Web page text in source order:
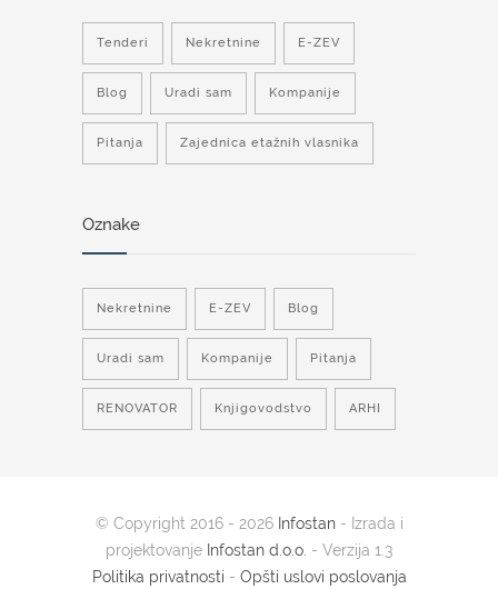
Tenderi Nekretnine E-ZEV
Blog Uradi sam Kompanije
Pitanja Zajednica etažnih vlasnika
Oznake
Nekretnine E-ZEV Blog
Uradi sam Kompanije Pitanja
RENOVATOR Knjigovodstvo ARHI
© Copyright 2016 - 2026 Infostan- Izrada i
projektovanje Infostan d.o.o. - Verzija 1.3
Politika privatnosti - Opšti uslovi poslovanja